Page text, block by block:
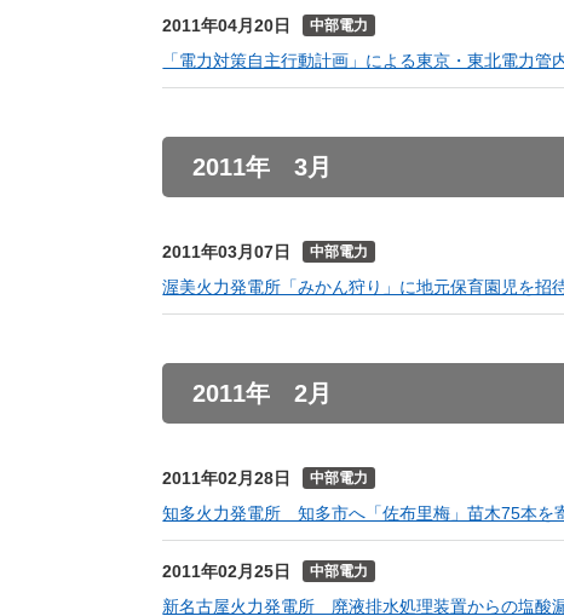
2011年04月20日 中部電力
「電力対策自主行動計画」による東京・東北電力管
2011年 3月
2011年03月07日 中部電力
渥美火力発電所「みかん狩り」に地元保育園児を招
2011年 2月
2011年02月28日 中部電力
知多火力発電所 知多市へ「佐布里梅」苗木75本を
2011年02月25日 中部電力
新名古屋火力発電所 廃液排水処理装置からの塩酸